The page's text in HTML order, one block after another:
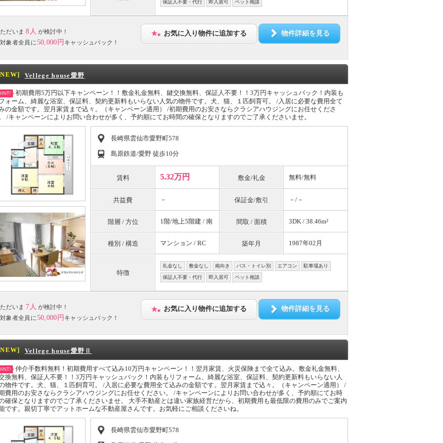
保証人不要・代行 即入居可 ペット相談
ただいま 8人 が検討中！
対象者全員に50,000円 キャッシュバック！
お気に入り物件に追加する 物件詳細を見る
Vellege house愛野
初期費用5万円以下キャンペーン！！敷金礼金無料、鍵交換無料、保証人不要！！3万円キャッシュバック！内装も
ォーム、綺麗な浴室、保証料、契約更新料もいらない人気の物件です。犬、猫、１匹飼育可。 /入居に必要な費用全て
の金額です。翌月家賃まで込々。（キャンペーン適用） /初期費用のお安さならクラシアハウジングにお任せくださ
/キャンペーンによりお問い合わせが多く、予約順にてお時間の確保となりますのでご了承くださいませ。
長崎県雲仙市愛野町578
島原鉄道/愛野 徒歩10分
賃料 5.32万円 敷金/礼金 無料/無料
共益費 － 保証金/敷引 －/－
階層 / 方位 1階/地上5階建 / 南 間取 / 面積 3DK / 38.46m²
種別 / 構造 マンション / RC 築年月 1987年02月
特徴
礼金なし 敷金なし 南向き バス・トイレ別 エアコン 駐車場あり
保証人不要・代行 即入居可 ペット相談
ただいま 7人 が検討中！
対象者全員に50,000円 キャッシュバック！
お気に入り物件に追加する 物件詳細を見る
Vellege house愛野Ⅱ
仲介手数料無料！初期費用すべて込み10万円キャンペーン！！翌月家賃、火災保険まで全て込み。敷金礼金無料、
換無料、保証人不要！！3万円キャッシュバック！内装もリフォーム、綺麗な浴室、保証料、契約更新料もいらない人
物件です。犬、猫、１匹飼育可。 /入居に必要な費用全て込みの金額です。翌月家賃まで込々。（キャンペーン適用） /
費用のお安さならクラシアハウジングにお任せください。 /キャンペーンによりお問い合わせが多く、予約順にてお時
確保となりますのでご了承くださいませ。 大手不動産とは違い家族経営だから、初期費用も最低限の費用のみでご案内
です。親切丁寧でアットホームな不動産屋さんです。お気軽にご相談くださいね。
長崎県雲仙市愛野町578